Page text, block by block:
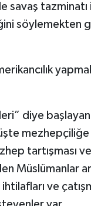
savaş
söylemekten
diye
mezhepçiliğe
tartışması
Müslümanlar
ve